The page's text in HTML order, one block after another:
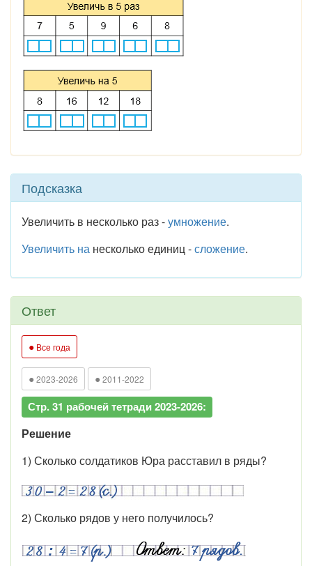
Подсказка
Увеличить в несколько раз -умножение.
Увеличить на несколько единиц -сложение.
Ответ
● Все года
● 2023-2026 ● 2011-2022
Стр. 31 рабочей тетради 2023-2026:
Решение
1) Сколько солдатиков Юра расставил в ряды?
2) Сколько рядов у него получилось?